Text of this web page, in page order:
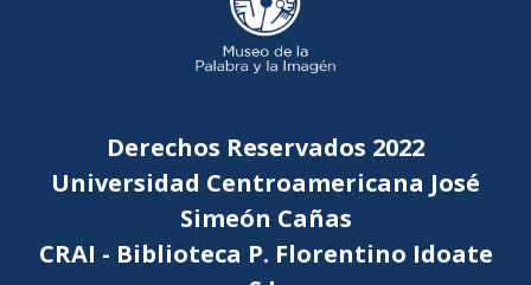
Derechos Reservados 2022
Universidad Centroamericana José
Simeón Cañas
CRAI - Biblioteca P. Florentino Idoate